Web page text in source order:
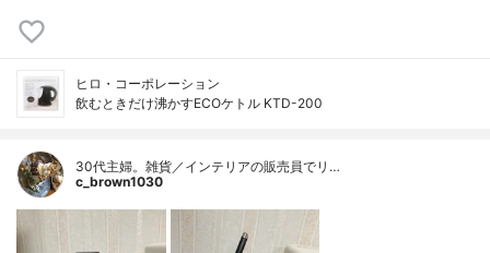
ヒロ・コーポレーション
飲むときだけ沸かすECOケトル KTD-200
30代主婦。雑貨／インテリアの販売員でリ…
c_brown1030